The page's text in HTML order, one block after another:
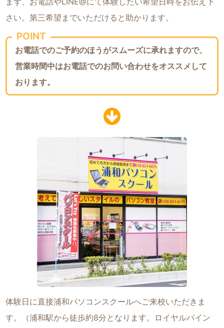
さい。第三希望までいただけると助かります。
POINT
お電話でのご予約のほうがスムーズに承れますので、
営業時間中はお電話でのお問い合わせをオススメして
おります。
体験日に直接浦和パソコンスクールへご来校いただきま
す。（浦和駅から徒歩約8分となります。ロイヤルパイン